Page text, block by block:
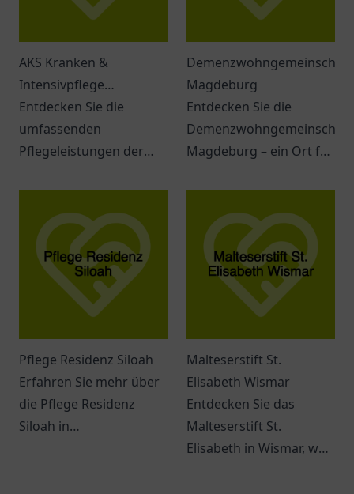
AKS Kranken &
Intensivpflege
GmbH&Co.KG
Entdecken Sie die
umfassenden
Pflegeleistungen der
Intensivpflege in
Herford. Individuelle
Betreuung für jeden
Patienten.
Demenzwohngemeinschaft
Magdeburg
Entdecken Sie die
Demenzwohngemeinschaft
Magdeburg – ein Ort für
und einfühlsame
Betreuung.
Pflege Residenz Siloah
Erfahren Sie mehr über
die Pflege Residenz
Siloah in
Malteserstift St.
Elisabeth Wismar
Entdecken Sie das
Malteserstift St.
Elisabeth in Wismar, wo